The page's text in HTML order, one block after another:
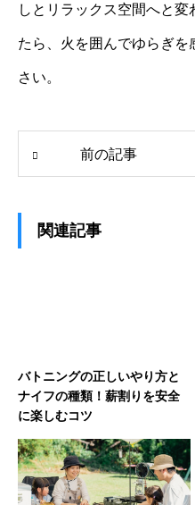
しとリラックス空間へと
たら、火を囲んでゆらぎ
さい。
前の記事
関連記事
バトニングの正しいやり方と
ナイフの種類！薪割りを安全
に楽しむコツ